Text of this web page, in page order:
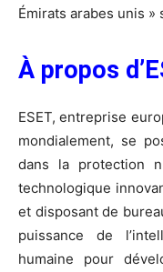
Émirats arabes unis »
À propos
ESET, entreprise
mondialement, se
dans la protection
technologique
et disposant de
puissance de
humaine pour